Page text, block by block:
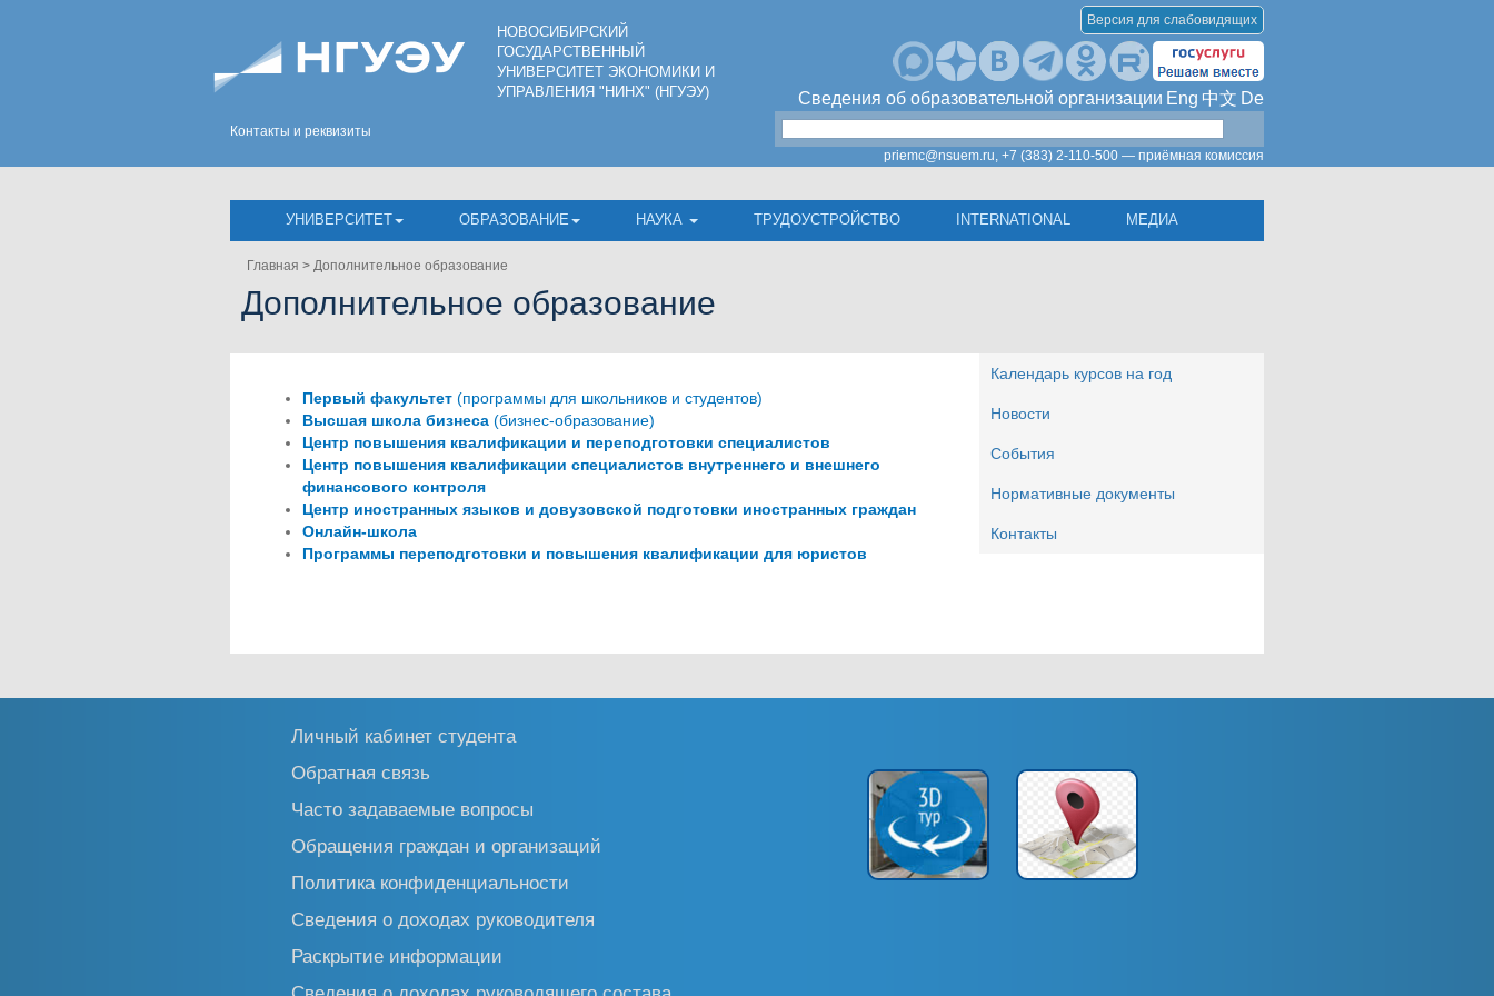
Контакты и реквизиты
НОВОСИБИРСКИЙ
ГОСУДАРСТВЕННЫЙ
УНИВЕРСИТЕТ ЭКОНОМИКИ И
УПРАВЛЕНИЯ "НИНХ" (НГУЭУ)
Версия для слабовидящих
Сведения об образовательной организации Eng 中文 De
priemc@nsuem.ru, +7 (383) 2-110-500 — приёмная комиссия
УНИВЕРСИТЕТ ОБРАЗОВАНИЕ НАУКА ТРУДОУСТРОЙСТВО INTERNATIONAL МЕДИА
Главная > Дополнительное образование
Дополнительное образование
Календарь курсов на год
Новости
События
Нормативные документы
Контакты
Первый факультет (программы для школьников и студентов)
Высшая школа бизнеса (бизнес-образование)
Центр повышения квалификации и переподготовки специалистов
Центр повышения квалификации специалистов внутреннего и внешнего
финансового контроля
Центр иностранных языков и довузовской подготовки иностранных граждан
Онлайн-школа
Программы переподготовки и повышения квалификации для юристов
Личный кабинет студента
Обратная связь
Часто задаваемые вопросы
Обращения граждан и организаций
Политика конфиденциальности
Сведения о доходах руководителя
Раскрытие информации